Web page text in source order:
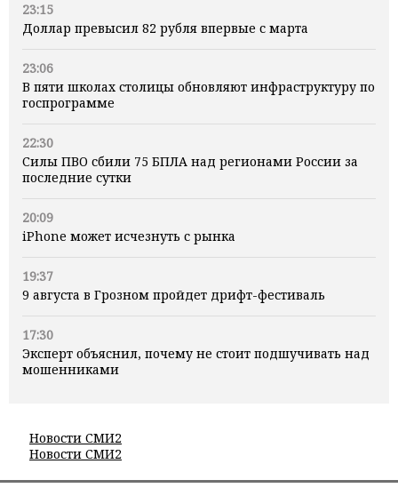
23:15
Доллар превысил 82 рубля впервые с марта
23:06
В пяти школах столицы обновляют инфраструктуру по
госпрограмме
22:30
Силы ПВО сбили 75 БПЛА над регионами России за
последние сутки
20:09
iPhone может исчезнуть с рынка
19:37
9 августа в Грозном пройдет дрифт-фестиваль
17:30
Эксперт объяснил, почему не стоит подшучивать над
мошенниками
Новости СМИ2
Новости СМИ2